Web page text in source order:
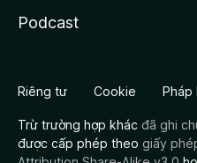
Podcast
Riêng tư Cookie Pháp
Trừ trường hợp khác đã ghi
được cấp phép theo giấy